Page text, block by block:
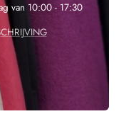
van 10:00 - 17:30